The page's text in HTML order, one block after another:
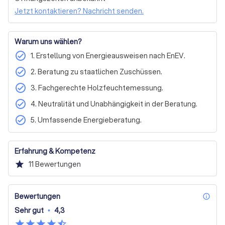
und damit auch Kosten zu sparen. Kontaktieren Sie mich,
um mehr über meine Dienstleistungen zu erfahren und
Lassen Sie uns gemeinsam für ein sicheres und
energieeffizientes Zuhause sorgen.
Jetzt kontaktieren? Nachricht senden.
Warum uns wählen?
check_circle 1. Erstellung von Energieausweisen nach EnEV.
check_circle 2. Beratung zu staatlichen Zuschüssen.
check_circle 3. Fachgerechte Holzfeuchtemessung.
check_circle 4. Neutralität und Unabhängigkeit in der Beratung.
check_circle 5. Umfassende Energieberatung.
Erfahrung & Kompetenz
star 11 Bewertungen
Bewertungen
Sehr gut • 4,3